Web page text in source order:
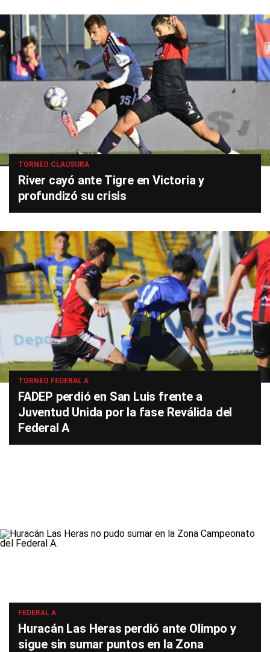
TORNEO CLAUSURA
River cayó ante Tigre en Victoria y
profundizó su crisis
TORNEO FEDERAL A
FADEP perdió en San Luis frente a
Juventud Unida por la fase Reválida del
Federal A
FEDERAL A
Huracán Las Heras perdió ante Olimpo y
sigue sin sumar puntos en la Zona